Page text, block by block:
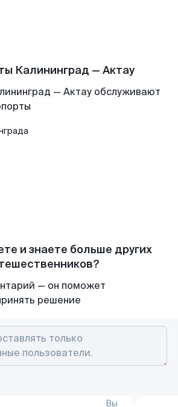
Калининград — Актау
— Актау обслуживают
и знаете больше других
— он поможет
решение
Вы